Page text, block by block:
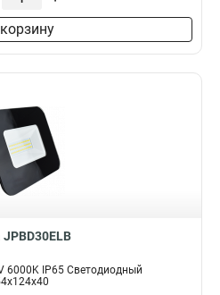
JPBD30ELB
6000K IP65 Светодиодный